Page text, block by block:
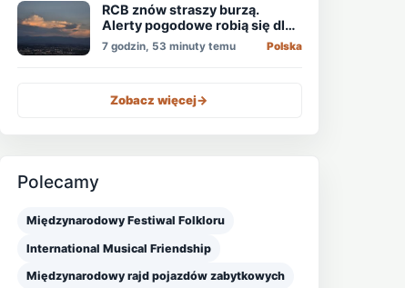
RCB znów straszy burzą.
Alerty pogodowe robią się dla
niektórych nudne
7 godzin, 53 minuty temu Polska
Zobacz więcej->
Polecamy
Międzynarodowy Festiwal Folkloru
International Musical Friendship
Międzynarodowy rajd pojazdów zabytkowych